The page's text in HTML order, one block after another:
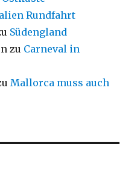
Rundfahrt
Südengland
zu Carneval in
Mallorca muss auch